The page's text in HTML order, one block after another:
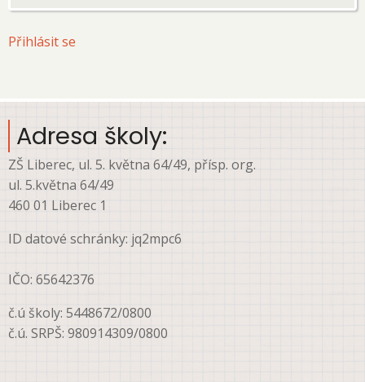
User
menu
Přihlásit se
Adresa školy:
ZŠ Liberec, ul. 5. května 64/49, přísp. org.
ul. 5.května 64/49
460 01 Liberec 1
ID datové schránky: jq2mpc6
IČO: 65642376
č.ú školy: 5448672/0800
č.ú. SRPŠ: 980914309/0800